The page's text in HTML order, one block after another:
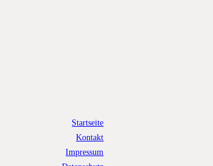
Startseite
Kontakt
Impressum